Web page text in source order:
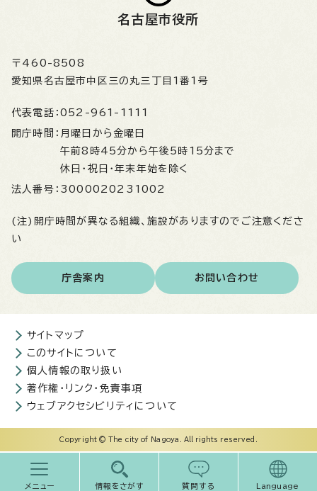
メニュー 情報をさがす 質問する Language
名古屋市役所
〒460-8508
愛知県名古屋市中区三の丸三丁目1番1号
代表電話： 052-961-1111
開庁時間： 月曜日から金曜日
午前8時45分から午後5時15分まで
休日・祝日・年末年始を除く
法人番号： 3000020231002
(注)開庁時間が異なる組織、施設がありますのでご注意くださ
い
庁舎案内 お問い合わせ
サイトマップ
このサイトについて
個人情報の取り扱い
著作権・リンク・免責事項
ウェブアクセシビリティについて
Copyright © The city of Nagoya. All rights reserved.